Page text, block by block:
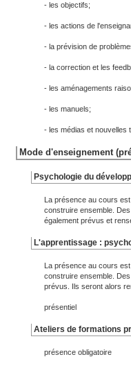
- les objectifs;
- les actions de
- la prévision de
- la correction et les
- les aménagements
- les manuels;
- les médias et nouvelles
Mode d'enseignement
Psychologie du
La présence au cours
construire ensemble.
également prévus et
L'apprentissage :
La présence au cours
construire ensemble.
prévus. Ils seront alors
présentiel
Ateliers de formations
présence obligatoire